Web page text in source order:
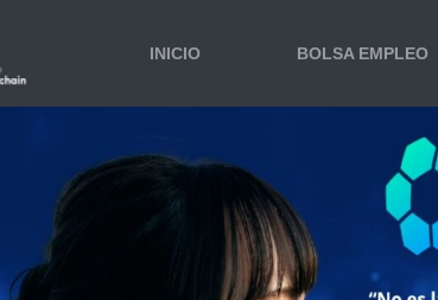
INICIO BOLSA EMPLEO